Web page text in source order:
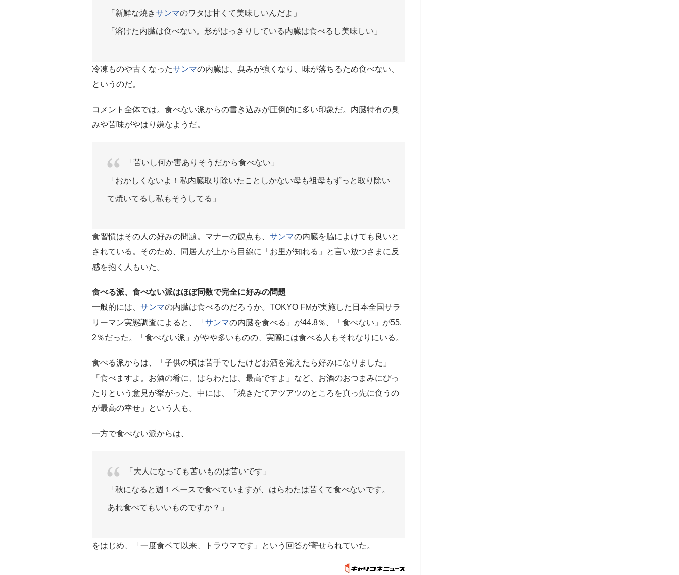
「新鮮な焼きサンマのワタは甘くて美味しいんだよ」
「溶けた内臓は食べない。形がはっきりしている内臓は食べるし美味しい」
冷凍ものや古くなったサンマの内臓は、臭みが強くなり、味が落ちるため食べない、
というのだ。
コメント全体では。食べない派からの書き込みが圧倒的に多い印象だ。内臓特有の臭
みや苦味がやはり嫌なようだ。
「苦いし何か害ありそうだから食べない」
「おかしくないよ！私内臓取り除いたことしかない母も祖母もずっと取り除い
て焼いてるし私もそうしてる」
食習慣はその人の好みの問題。マナーの観点も、 サンマの内臓を脇によけても良いと
されている。そのため、同居人が上から目線に「お里が知れる」と言い放つさまに反
感を抱く人もいた。
食べる派、食べない派はほぼ同数で完全に好みの問題
一般的には、 サンマの内臓は食べるのだろうか。TOKYO FMが実施した日本全国サラ
リーマン実態調査によると、「 サンマの内臓を食べる」が44.8％、「食べない」が55.
2％だった。「食べない派」がやや多いものの、実際には食べる人もそれなりにいる。
食べる派からは、「子供の頃は苦手でしたけどお酒を覚えたら好みになりました」
「食べますよ。お酒の肴に、はらわたは、最高ですよ」など、お酒のおつまみにぴっ
たりという意見が挙がった。中には、「焼きたてアツアツのところを真っ先に食うの
が最高の幸せ」という人も。
一方で食べない派からは、
「大人になっても苦いものは苦いです」
「秋になると週１ペースで食べていますが、はらわたは苦くて食べないです。
あれ食べてもいいものですか？」
をはじめ、「一度食ベて以来、トラウマです」という回答が寄せられていた。